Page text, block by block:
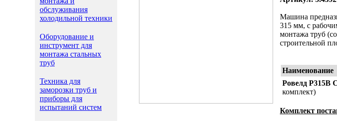
обслуживания
холодильной техники
Оборудование и
инструмент для
монтажа стальных
труб
Техника для
заморозки труб и
приборы для
испытаний систем
Машина
315 мм, с
монтажа труб
строительной
Наименование
Ровелд Р315В
комплект)
Комплект